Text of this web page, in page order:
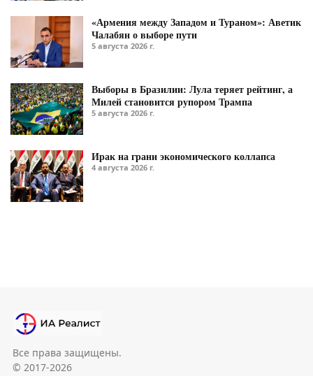
«Армения между Западом и Тураном»: Аветик
Чалабян о выборе пути
5 августа 2026 г.
Выборы в Бразилии: Лула теряет рейтинг, а
Милей становится рупором Трампа
5 августа 2026 г.
Ирак на грани экономического коллапса
4 августа 2026 г.
Все права защищены.
© 2017-2026